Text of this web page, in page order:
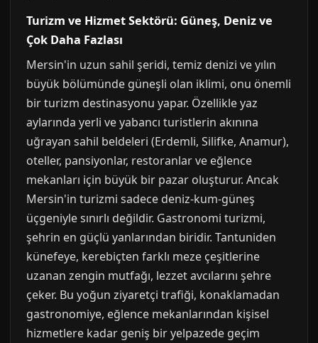
Turizm ve Hizmet Sektörü: Güneş, Deniz ve
Çok Daha Fazlası
Mersin'in uzun sahil şeridi, temiz denizi ve yılın
büyük bölümünde güneşli olan iklimi, onu önemli
bir turizm destinasyonu yapar. Özellikle yaz
aylarında yerli ve yabancı turistlerin akınına
uğrayan sahil beldeleri (Erdemli, Silifke, Anamur),
oteller, pansiyonlar, restoranlar ve eğlence
mekanları için büyük bir pazar oluşturur. Ancak
Mersin'in turizmi sadece deniz-kum-güneş
üçgeniyle sınırlı değildir. Gastronomi turizmi,
şehrin en güçlü yanlarından biridir. Tantuniden
künefeye, kerebiçten farklı meze çeşitlerine
uzanan zengin mutfağı, lezzet avcılarını şehre
çeker. Bu yoğun ziyaretçi trafiği, konaklamadan
gastronomiye, eğlence mekanlarından kişisel
hizmetlere kadar geniş bir yelpazede geçim